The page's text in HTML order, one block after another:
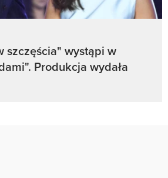
szczęścia" wystąpi w
Produkcja wydała